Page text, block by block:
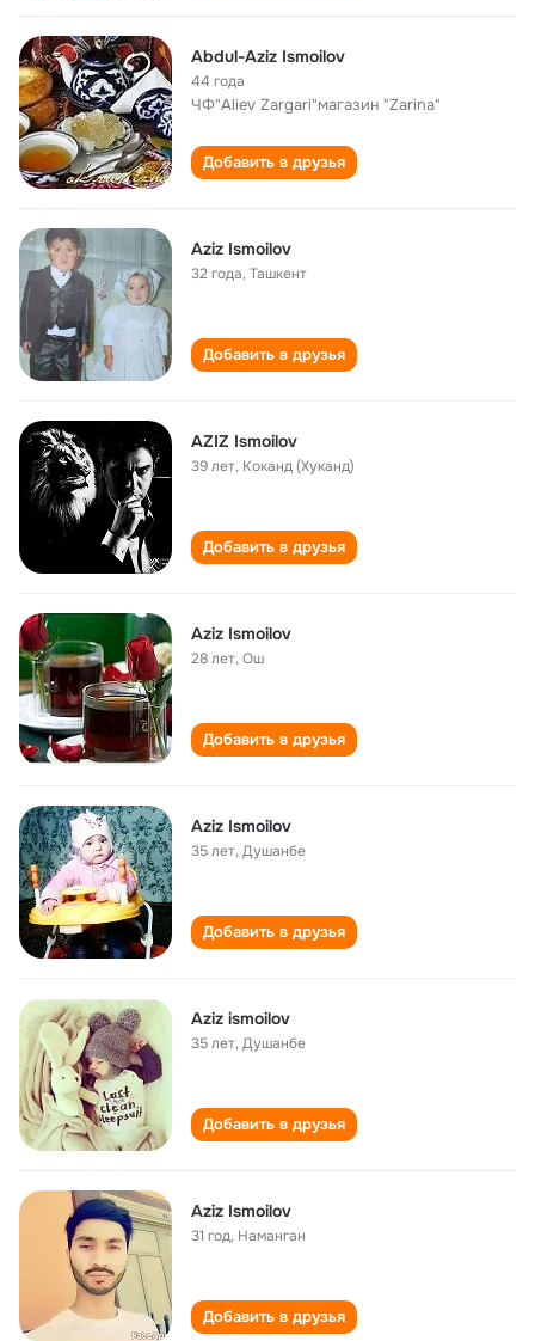
Abdul-Aziz Ismoilov
44 года
ЧФ"Aliev Zargari"магазин "Zarina"
Добавить в друзья
Aziz Ismoilov
32 года,Ташкент
Добавить в друзья
AZIZ Ismoilov
39 лет, Коканд (Хуканд)
Добавить в друзья
Aziz Ismoilov
28 лет,Ош
Добавить в друзья
Aziz Ismoilov
35 лет,Душанбе
Добавить в друзья
Aziz ismoilov
35 лет,Душанбе
Добавить в друзья
Aziz Ismoilov
31 год, Наманган
Добавить в друзья